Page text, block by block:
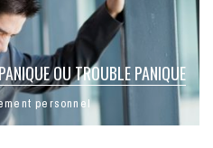
OU TROUBLE PANIQUE
personnel